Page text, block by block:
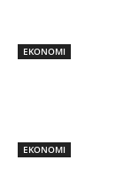
EKONOMI
EKONOMI